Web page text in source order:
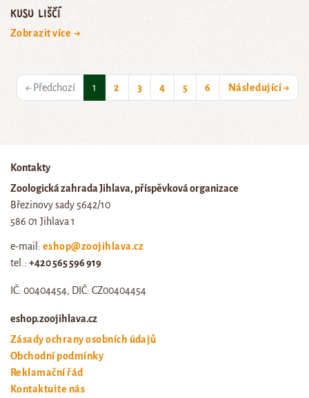
kusu liščí
Zobrazit více →
← Předchozí 1 (current)
2 3 4 5 6 Následující →
Kontakty
Zoologická zahrada Jihlava, příspěvková organizace
Březinovy sady 5642/10
586 01 Jihlava 1
e-mail: eshop@zoojihlava.cz
tel.: +420 565 596 919
IČ: 00404454, DIČ: CZ00404454
eshop.zoojihlava.cz
Zásady ochrany osobních údajů
Obchodní podmínky
Reklamační řád
Kontaktujte nás